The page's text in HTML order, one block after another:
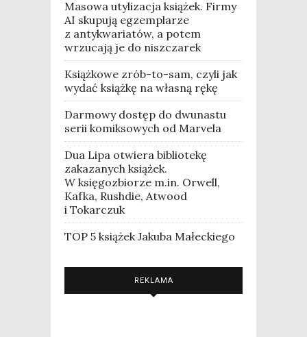
Masowa utylizacja książek. Firmy
AI skupują egzemplarze
z antykwariatów, a potem
wrzucają je do niszczarek
Książkowe zrób-to-sam, czyli jak
wydać książkę na własną rękę
Darmowy dostęp do dwunastu
serii komiksowych od Marvela
Dua Lipa otwiera bibliotekę
zakazanych książek.
W księgozbiorze m.in. Orwell,
Kafka, Rushdie, Atwood
i Tokarczuk
TOP 5 książek Jakuba Małeckiego
REKLAMA